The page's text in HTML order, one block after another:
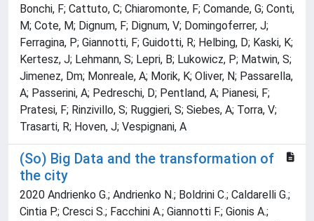
Bonchi, F; Cattuto, C; Chiaromonte, F; Comande, G; Conti,
M; Cote, M; Dignum, F; Dignum, V; Domingoferrer, J;
Ferragina, P; Giannotti, F; Guidotti, R; Helbing, D; Kaski, K;
Kertesz, J; Lehmann, S; Lepri, B; Lukowicz, P; Matwin, S;
Jimenez, Dm; Monreale, A; Morik, K; Oliver, N; Passarella,
A; Passerini, A; Pedreschi, D; Pentland, A; Pianesi, F;
Pratesi, F; Rinzivillo, S; Ruggieri, S; Siebes, A; Torra, V;
Trasarti, R; Hoven, J; Vespignani, A
(So) Big Data and the transformation of
the city
2020 Andrienko G.; Andrienko N.; Boldrini C.; Caldarelli G.;
Cintia P.; Cresci S.; Facchini A.; Giannotti F.; Gionis A.;